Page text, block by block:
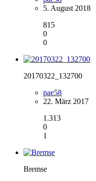
5. August 2018
815
0
0
20170322_132700
pae58
22. März 2017
1.313
0
1
Bremse